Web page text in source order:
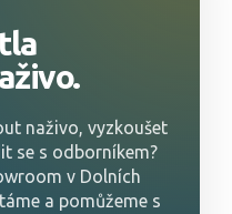
naživo, vyzkoušet
se s odborníkem?
v Dolních
a pomůžeme s